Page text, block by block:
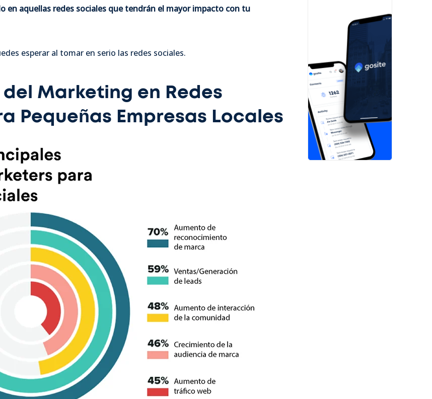
en aquellas redes sociales que tendrán el mayor impacto con tu
esperar al tomar en serio las redes sociales.
Marketing en Redes
Pequeñas Empresas Locales